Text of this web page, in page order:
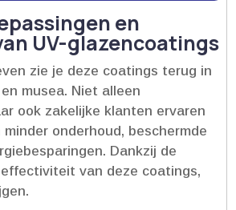
en
UV-glazencoatings
zie je deze coatings terug in
musea.​ Niet alleen
ook zakelijke klanten ervaren
onderhoud, beschermde
Dankzij de
van deze coatings,